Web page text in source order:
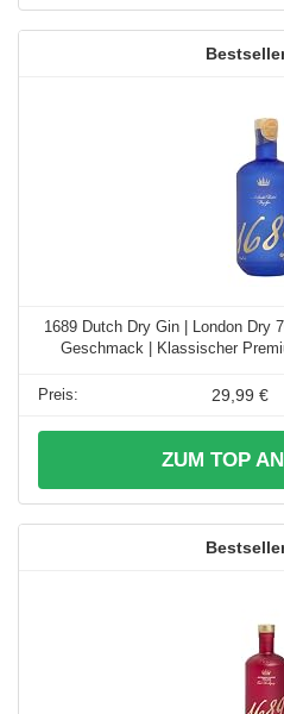
1689 Dutch Dry Gin | London Dry
Geschmack | Klassischer
29,99 €
ZUM TOP